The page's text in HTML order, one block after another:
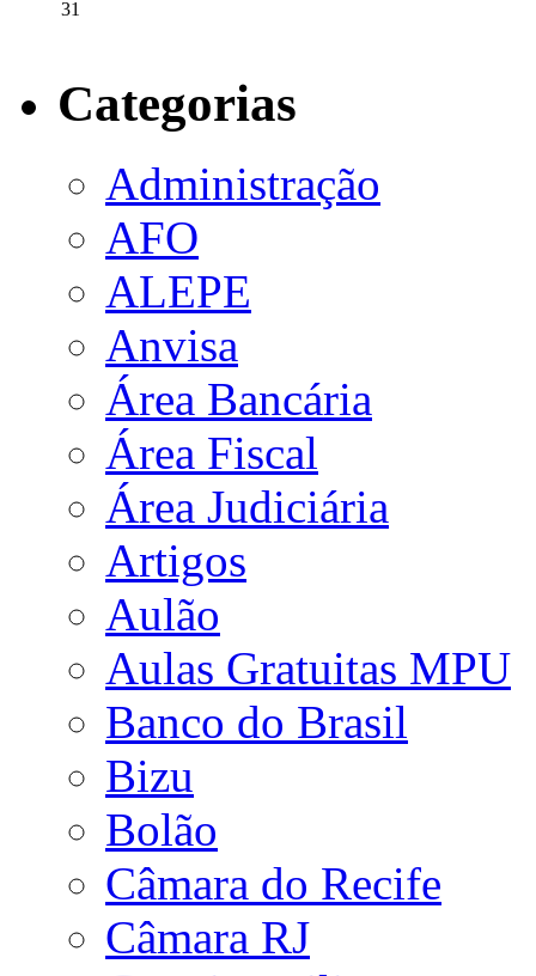
31
Categorias
Administração
AFO
ALEPE
Anvisa
Área Bancária
Área Fiscal
Área Judiciária
Artigos
Aulão
Aulas Gratuitas MPU
Banco do Brasil
Bizu
Bolão
Câmara do Recife
Câmara RJ